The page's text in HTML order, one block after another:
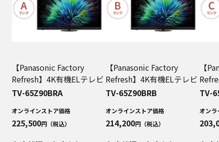
【Panasonic Factory
Refresh】4K有機ELテレビ
TV-65Z90BRA
オンラインストア価格
225,500円（税込）
【Panasonic Factory
Refresh】4K有機ELテレビ
TV-65Z90BRB
オンラインストア価格
214,200円（税込）
【
TV-
オンラ